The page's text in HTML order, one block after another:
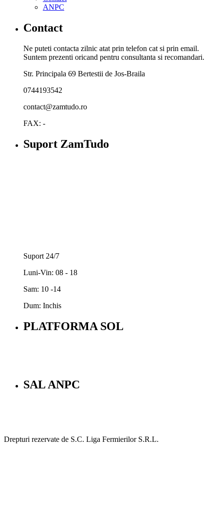
ANPC
Contact
Ne puteti contacta zilnic atat prin telefon cat si prin email.
Suntem prezenti oricand pentru consultanta si recomandari.
Str. Principala 69 Bertestii de Jos-Braila
0744193542
contact@zamtudo.ro
FAX: -
Suport ZamTudo
Suport 24/7
Luni-Vin: 08 - 18
Sam: 10 -14
Dum: Inchis
PLATFORMA SOL
SAL ANPC
Drepturi rezervate de S.C. Liga Fermierilor S.R.L.